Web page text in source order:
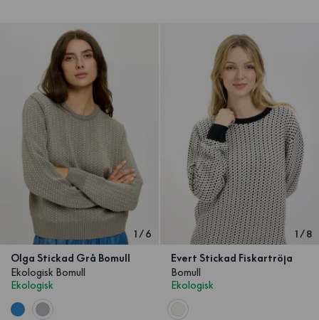
1/6
Olga Stickad Grå Bomull
Ekologisk Bomull
Ekologisk
1/8
Evert Stickad Fiskartröja
Bomull
Ekologisk